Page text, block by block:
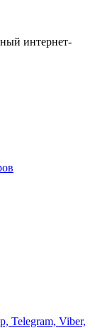
интернет-
Telegram, Viber,